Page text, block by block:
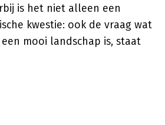
is het niet alleen een
kwestie: ook de vraag wat
mooi landschap is, staat